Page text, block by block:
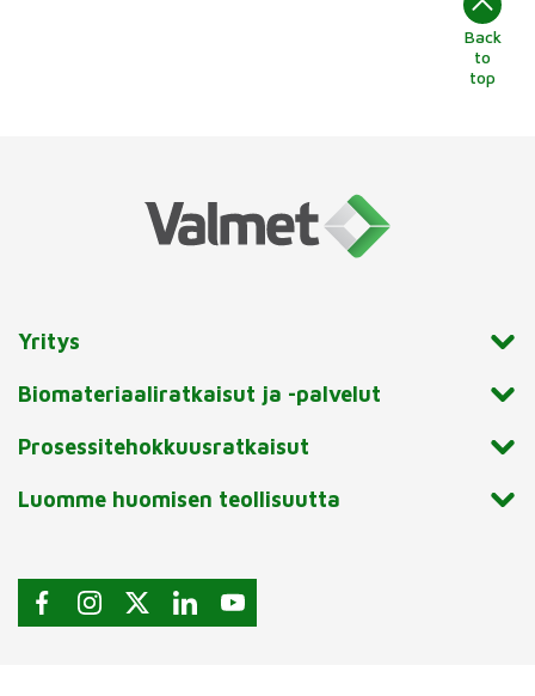
Back
to
top
Yritys
Biomateriaaliratkaisut ja -palvelut
Prosessitehokkuusratkaisut
Luomme huomisen teollisuutta